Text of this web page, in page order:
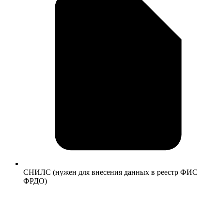
СНИЛС (нужен для внесения данных в реестр ФИС
ФРДО)